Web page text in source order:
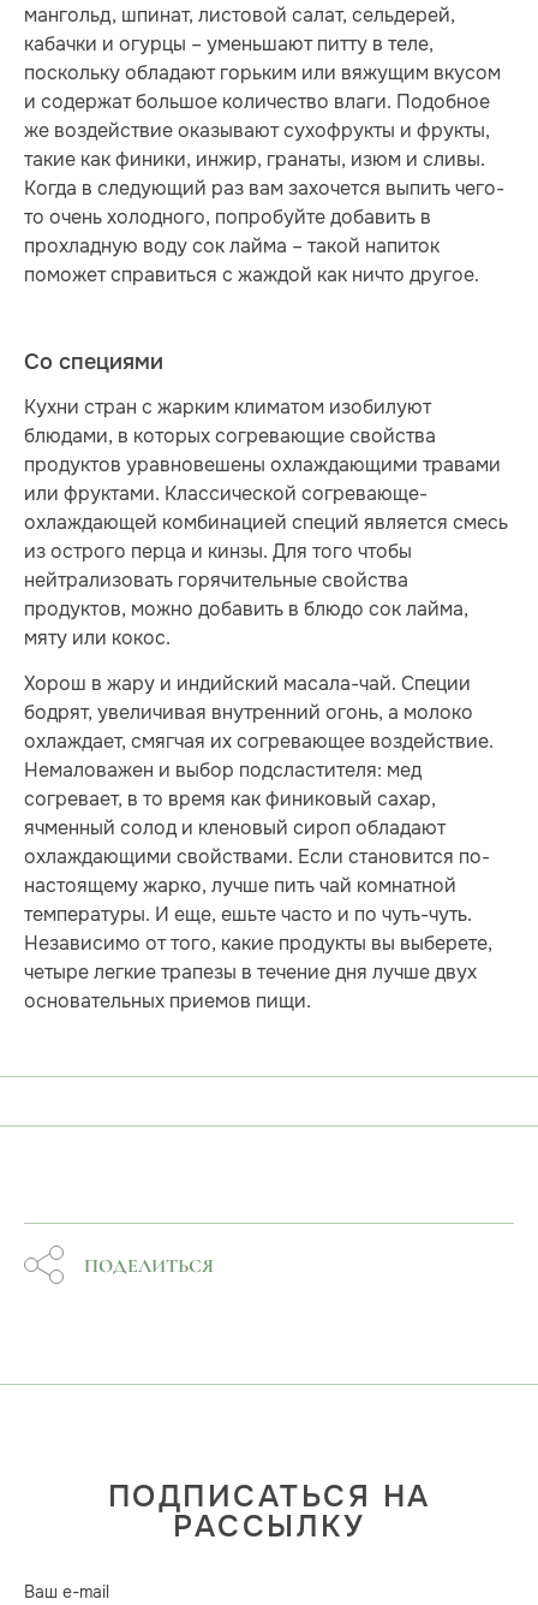
мангольд, шпинат, листовой салат, сельдерей,
кабачки и огурцы – уменьшают питту в теле,
поскольку обладают горьким или вяжущим вкусом
и содержат большое количество влаги. Подобное
же воздействие оказывают сухофрукты и фрукты,
такие как финики, инжир, гранаты, изюм и сливы.
Когда в следующий раз вам захочется выпить чего-
то очень холодного, по­про­буй­те добавить в
прохладную воду сок лайма – такой напиток
поможет справиться с жаждой как ничто другое.
Со специями
Кухни стран с жарким климатом изобилуют
блюдами, в которых согревающие свойства
продуктов уравновешены охлаждающими травами
или фруктами. Классической согревающе-
охлаждающей комбинацией специй является смесь
из острого перца и кинзы. Для того чтобы
нейтрализовать горячительные свойства
продуктов, можно добавить в блюдо сок лайма,
мяту или кокос.
Хорош в жару и индийский масала-чай. Специи
бодрят, увеличивая внутренний огонь, а молоко
охлаждает, смягчая их согревающее воздействие.
Немаловажен и выбор подсластителя: мед
согревает, в то время как финиковый сахар,
ячменный солод и кленовый сироп обладают
охлаждающими свойствами. Если становится по-
настоящему жарко, лучше пить чай комнатной
температуры. И еще, ешьте часто и по чуть-чуть.
Независимо от того, какие продукты вы выберете,
четыре легкие трапезы в течение дня лучше двух
основательных приемов пищи.
ПОДЕЛИТЬСЯ
ПОДПИСАТЬСЯ НА
РАССЫЛКУ
Ваш e-mail